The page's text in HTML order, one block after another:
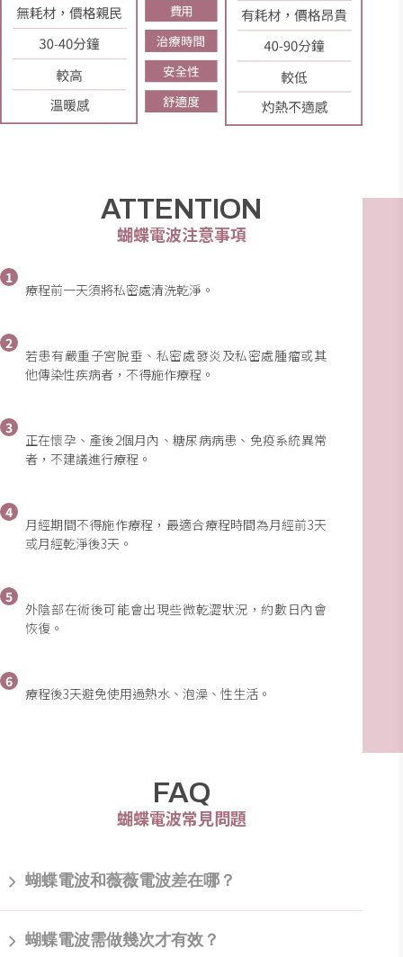
ATTENTION
蝴蝶電波注意事項
1
療程前一天須將私密處清洗乾淨。
2
若患有嚴重子宮脫垂、私密處發炎及私密處腫瘤或其
他傳染性疾病者，不得施作療程。
3
正在懷孕、產後2個月內、糖尿病病患、免疫系統異常
者，不建議進行療程。
4
月經期間不得施作療程，最適合療程時間為月經前3天
或月經乾淨後3天。
5
外陰部在術後可能會出現些微乾澀狀況，約數日內會
恢復。
6
療程後3天避免使用過熱水、泡澡、性生活。
FAQ
蝴蝶電波常見問題
蝴蝶電波和薇薇電波差在哪？
蝴蝶電波相較於薇薇電波，能夠更精準掌控治療範圍，有效
改善陰道鬆弛、產後漏尿等問題，加上蝴蝶電波療程中不需
蝴蝶電波需做幾次才有效？